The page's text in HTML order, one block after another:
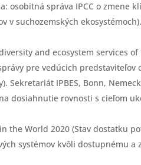
osobitná správa IPCC o zmene
suchozemských
and ecosystem services
pre vedúcich predstaviteľov
Sekretariát IPBES, Bonn,
dosiahnutie rovnosti s cieľom
the World 2020 (Stav dostatku
systémov kvôli dostupnému a